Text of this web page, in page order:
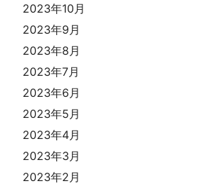
2023年10月
2023年9月
2023年8月
2023年7月
2023年6月
2023年5月
2023年4月
2023年3月
2023年2月